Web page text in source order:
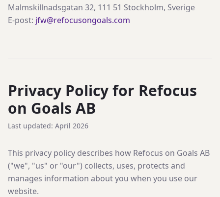
Malmskillnadsgatan 32, 111 51 Stockholm, Sverige
E-post: jfw@refocusongoals.com
Privacy Policy for Refocus
on Goals AB
Last updated: April 2026
This privacy policy describes how Refocus on Goals AB
("we", "us" or "our") collects, uses, protects and
manages information about you when you use our
website.